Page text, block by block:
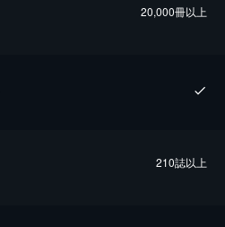
20,000冊以上
210誌以上